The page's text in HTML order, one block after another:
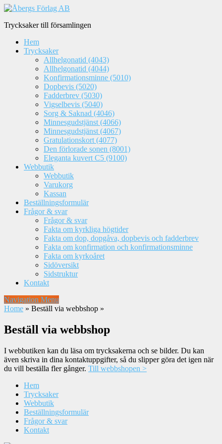
Trycksaker till församlingen
Hem
Trycksaker
Allhelgonatid (4043)
Allhelgonatid (4044)
Konfirmationsminne (5010)
Dopbevis (5020)
Fadderbrev (5030)
Vigselbevis (5040)
Sorg & Saknad (4046)
Minnesgudstjänst (4066)
Minnesgudstjänst (4067)
Gratulationskort (4077)
Den förlorade sonen (8001)
Eleganta kuvert C5 (9100)
Webbutik
Webbutik
Varukorg
Kassan
Beställningsformulär
Frågor & svar
Frågor & svar
Fakta om kyrkliga högtider
Fakta om dop, dopgåva, dopbevis och fadderbrev
Fakta om konfirmation och konfirmationsminne
Fakta om kyrkoåret
Sidöversikt
Sidstruktur
Kontakt
Navigation Menu
Home » Beställ via webbshop »
Beställ via webbshop
I webbutiken kan du läsa om trycksakerna och se bilder. Du kan
även skriva in dina kontaktuppgifter, så du slipper göra det igen när
du vill beställa fler gånger. Till webbshopen >
Hem
Trycksaker
Webbutik
Beställningsformulär
Frågor & svar
Kontakt